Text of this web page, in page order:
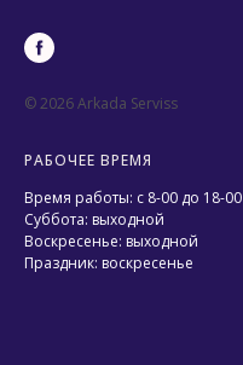
© 2026 Arkada Serviss
РАБОЧЕЕ ВРЕМЯ
Время работы: с 8-00 до 18-00
Суббота: выходной
Воскресенье: выходной
Праздник: воскресенье